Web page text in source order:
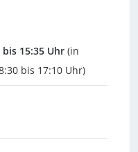
15:35 Uhr (in
bis 17:10 Uhr)